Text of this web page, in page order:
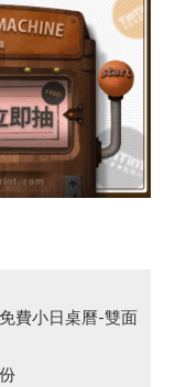
費小日桌曆-雙面